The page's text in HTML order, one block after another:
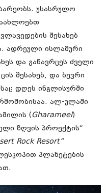
უსასრულო
შესახებ
ადრეული ისლამური
და განავრცეს ძველი
შესახებ, და ბევრი
დღეს ინგლისურში
ალ-ულაში
( Gharameel)
ზღვის პროექტის“
Rock Resort”
პლანეტების